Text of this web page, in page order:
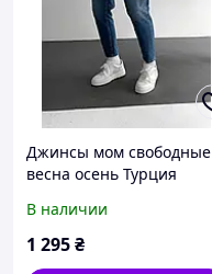
Джинсы мом свободные
весна осень Турция
мужские
В наличии
1 295₴